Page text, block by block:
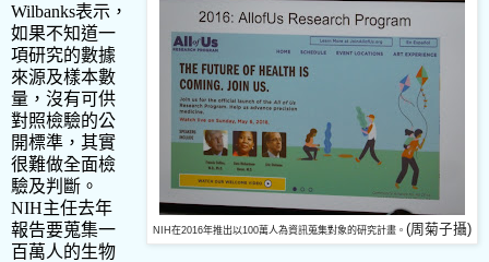
NIH在2016年推出以100萬人為資訊蒐集對象的研究計畫。 (周菊子攝)
Wilbanks表示，
如果不知道一
項研究的數據
來源及樣本數
量，沒有可供
對照檢驗的公
開標準，其實
很難做全面檢
驗及判斷。
NIH主任去年
報告要蒐集一
百萬人的生物